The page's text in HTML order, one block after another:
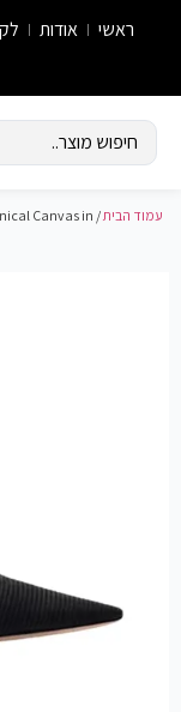
ראשי אודות
עמוד הבית/
Canvas in